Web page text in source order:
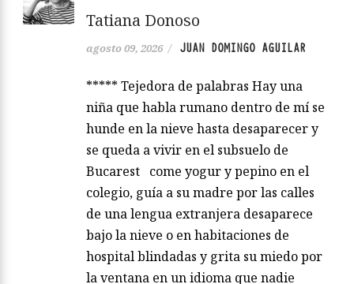
Tatiana Donoso
agosto 09, 2026 / JUAN DOMINGO AGUILAR
***** Tejedora de palabras Hay una
niña que habla rumano dentro de mí se
hunde en la nieve hasta desaparecer y
se queda a vivir en el subsuelo de
Bucarest come yogur y pepino en el
colegio, guía a su madre por las calles
de una lengua extranjera desaparece
bajo la nieve o en habitaciones de
hospital blindadas y grita su miedo por
la ventana en un idioma que nadie